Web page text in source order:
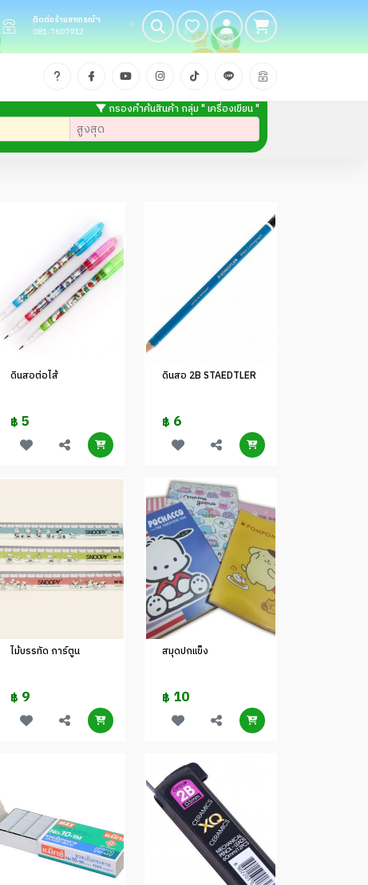
ติดต่อร้านสหกรณ์ฯ
081-7607912
กรองคำค้นสินค้า กลุ่ม " เครื่องเขียน "
ดินสอต่อไส้
฿ 5
ดินสอ 2B STAEDTLER
฿ 6
ไม้บรรทัด การ์ตูน
฿ 9
สมุดปกแข็ง
฿ 10